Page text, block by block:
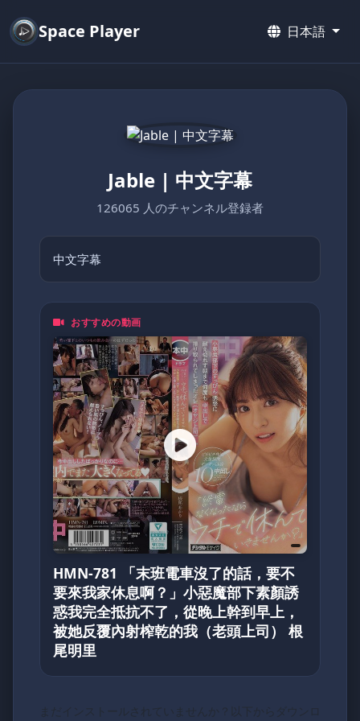
Space Player 日本語
Jable | 中文字幕
126065 人のチャンネル登録者
中文字幕
おすすめの動画
HMN-781 「末班電車沒了的話，要不
要來我家休息啊？」小惡魔部下素顏誘
惑我完全抵抗不了，從晚上幹到早上，
被她反覆內射榨乾的我（老頭上司） 根
尾明里
まだインストールされていませんか？以下からダウンロ